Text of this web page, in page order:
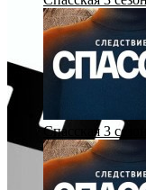
Спасская 3 сезон